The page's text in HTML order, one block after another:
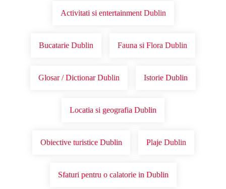
Activitati si entertainment Dublin
Bucatarie Dublin Fauna si Flora Dublin
Glosar / Dictionar Dublin Istorie Dublin
Locatia si geografia Dublin
Obiective turistice Dublin Plaje Dublin
Sfaturi pentru o calatorie in Dublin